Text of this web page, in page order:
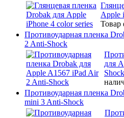
Apple
Товар
Противоударная пленка
2 Anti-Shock
для
Shock
Противоударная пленка
mini 3 Anti-Shock